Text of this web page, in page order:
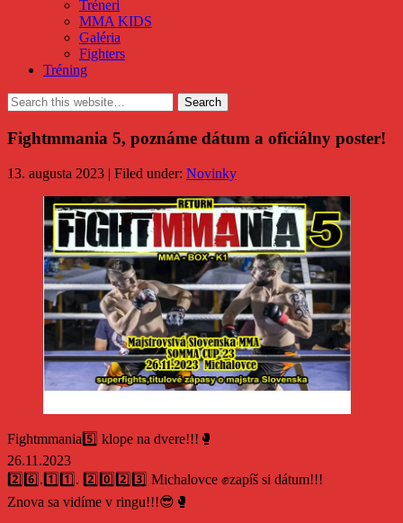
Tréneri
MMA KIDS
Galéria
Fighters
Tréning
Fightmmania 5, poznáme dátum a oficiálny poster!
13. augusta 2023 | Filed under: Novinky
Fightmmania5️⃣ klope na dvere!!!🥊
26.11.2023
2️⃣6️⃣.1️⃣1️⃣. 2️⃣0️⃣2️⃣3️⃣ Michalovce ✊zapíš si dátum!!!
Znova sa vidíme v ringu!!!😎🥊